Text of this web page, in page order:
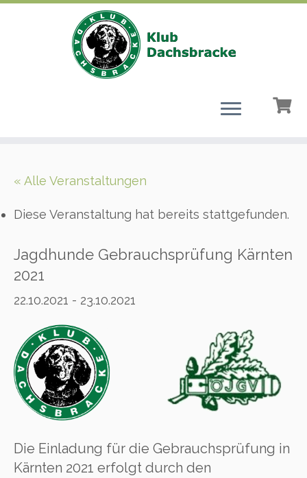
« Alle Veranstaltungen
Diese Veranstaltung hat bereits stattgefunden.
Jagdhunde Gebrauchsprüfung Kärnten
2021
22.10.2021 - 23.10.2021
Die Einladung für die Gebrauchsprüfung in
Kärnten 2021 erfolgt durch den